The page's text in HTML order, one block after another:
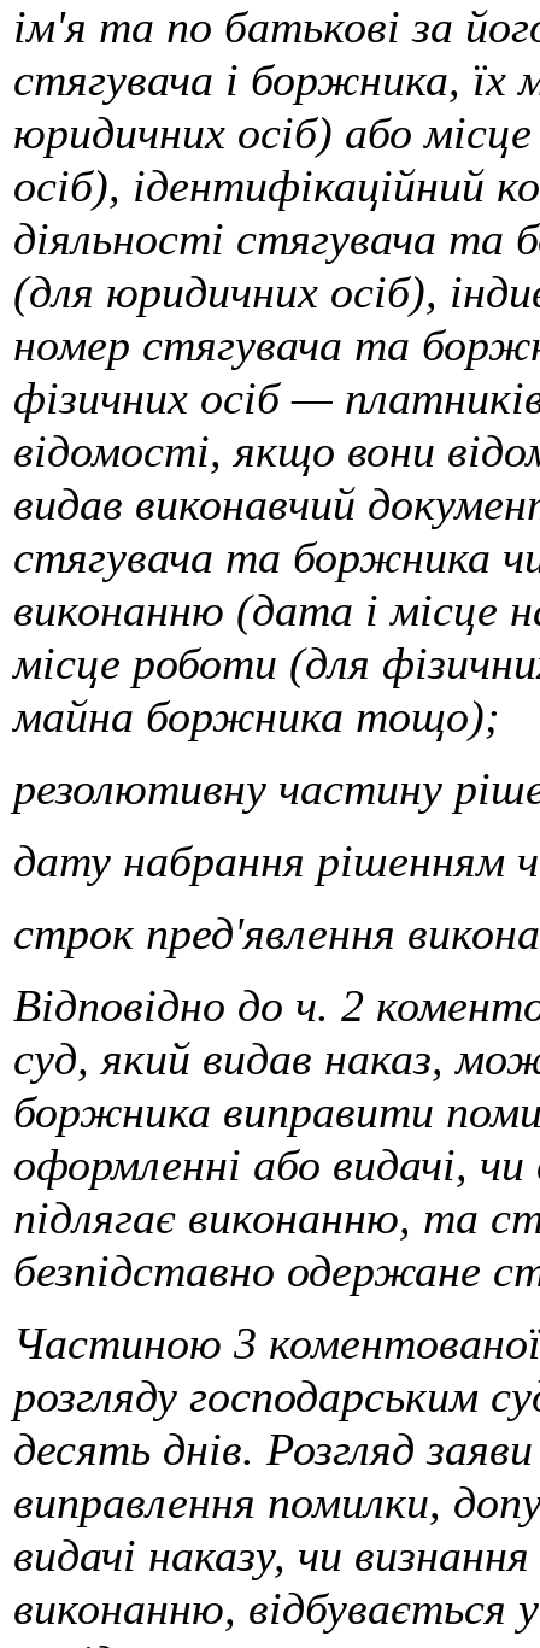
ім'я та по батькові за
стягувача і боржника, їх
юридичних осіб) або
осіб), ідентифікаційний
діяльності стягувача та
(для юридичних осіб),
номер стягувача та
фізичних осіб —
відомості, якщо вони
видав виконавчий
стягувача та боржника
виконанню (дата і місце
місце роботи (для
майна боржника тощо);
резолютивну частину
дату набрання рішенням
строк пред'явлення
Відповідно до ч. 2
суд, який видав наказ,
боржника виправити
оформленні або видачі,
підлягає виконанню, та
безпідставно одержане
Частиною 3
розгляду господарським
десять днів. Розгляд
виправлення помилки,
видачі наказу, чи
виконанню, відбувається